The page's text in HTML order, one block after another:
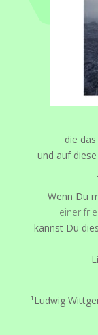
die
und auf
Wenn Du
einer
kannst Du
¹Ludwig